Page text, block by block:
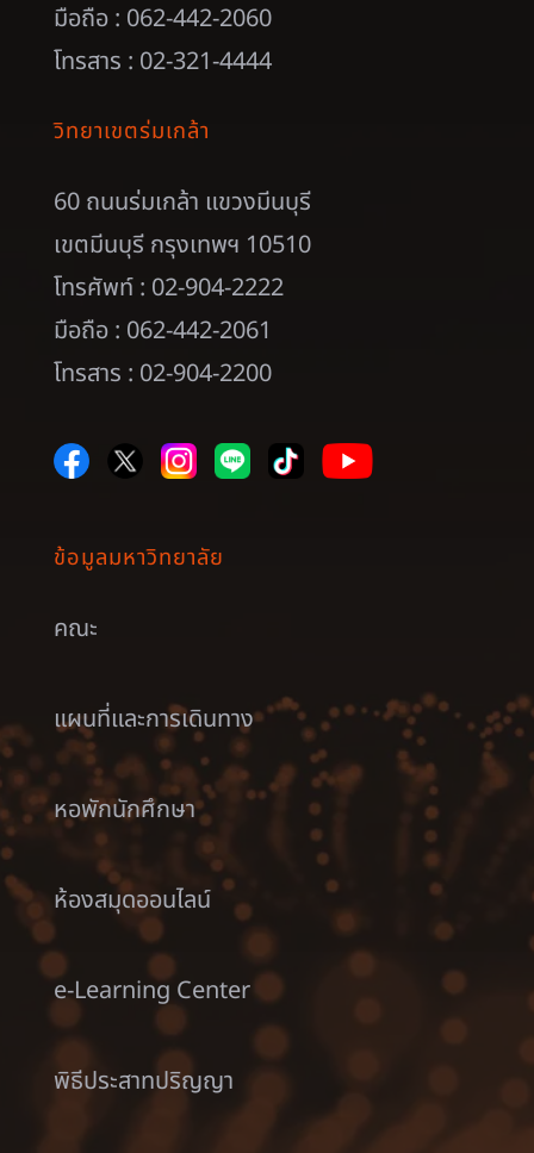
มือถือ : 062-442-2060
โทรสาร : 02-321-4444
วิทยาเขตร่มเกล้า
60 ถนนร่มเกล้า แขวงมีนบุรี
เขตมีนบุรี กรุงเทพฯ 10510
โทรศัพท์ : 02-904-2222
มือถือ : 062-442-2061
โทรสาร : 02-904-2200
ข้อมูลมหาวิทยาลัย
คณะ
แผนที่และการเดินทาง
หอพักนักศึกษา
ห้องสมุดออนไลน์
e-Learning Center
พิธีประสาทปริญญา